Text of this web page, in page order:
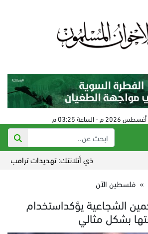
ذي أتلانتك: تهديدات ترامب
» فلسطين الآن
الشجاعية يؤكداستخدام
بشكل مثالي